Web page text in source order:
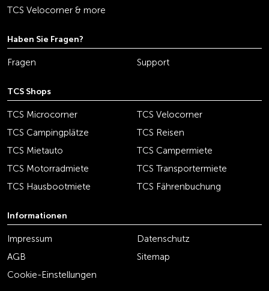
TCS Velocorner & more
Haben Sie Fragen?
Fragen Support
TCS Shops
TCS Microcorner
TCS Velocorner
TCS Campingplätze
TCS Reisen
TCS Mietauto
TCS Campermiete
TCS Motorradmiete
TCS Transportermiete
TCS Hausbootmiete
TCS Fährenbuchung
Informationen
Impressum
Datenschutz
AGB
Sitemap
Cookie-Einstellungen